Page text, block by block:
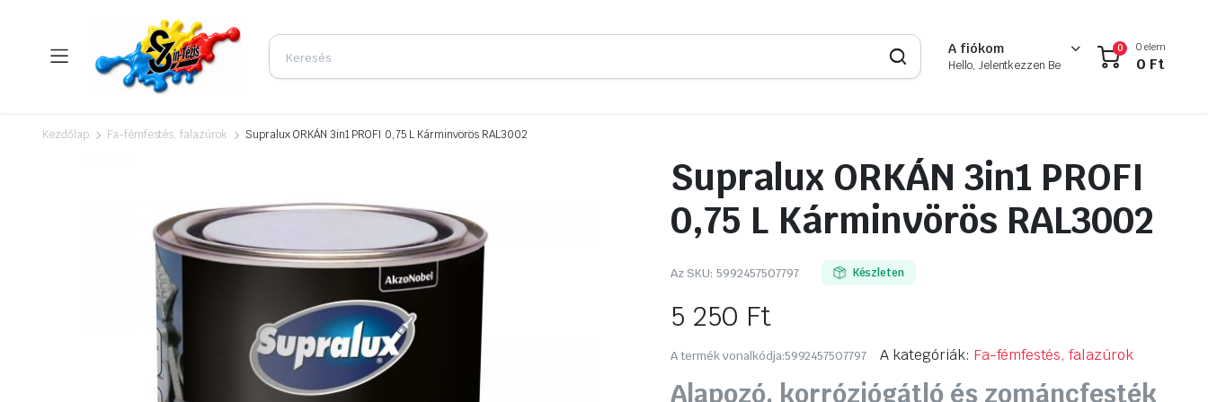
A fiókom
Hello, Jelentkezzen Be
0 0 elem
0 Ft
Kezdőlap Fa-fémfestés, falazúrok Supralux ORKÁN 3in1 PROFI 0,75 L Kárminvörös RAL3002
Supralux ORKÁN 3in1 PROFI
0,75 L Kárminvörös RAL3002
Az SKU: 5992457507797 Készleten
5 250 Ft
A termék vonalkódja:5992457507797 A kategóriák: Fa-fémfestés, falazúrok
Alapozó, korróziógátló és zománcfesték